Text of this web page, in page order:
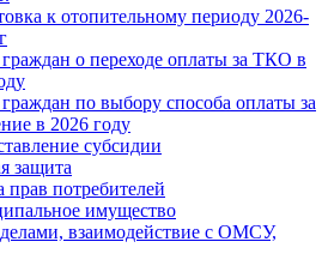
к отопительному периоду 2026-
о переходе оплаты за ТКО в
по выбору способа оплаты за
в 2026 году
субсидии
защита
прав потребителей
имущество
взаимодействие с ОМСУ,